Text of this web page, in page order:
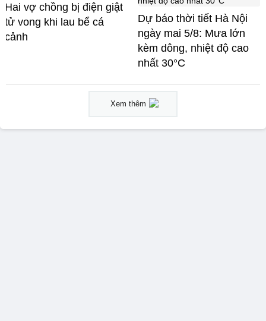
Hai vợ chồng bị điện giật
tử vong khi lau bể cá
cảnh
Dự báo thời tiết Hà Nội
ngày mai 5/8: Mưa lớn
kèm dông, nhiệt độ cao
nhất 30°C
Xem thêm